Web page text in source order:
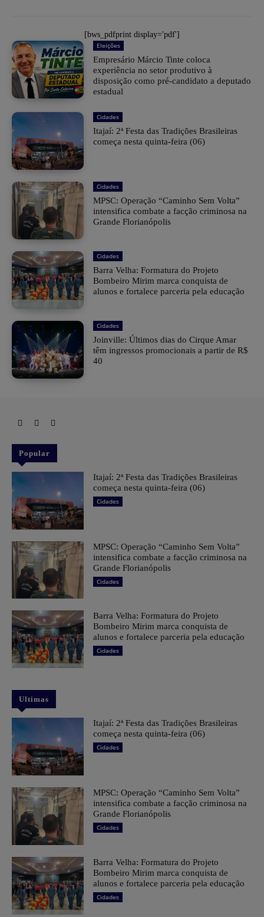
[bws_pdfprint display='pdf']
Eleições
Empresário Márcio Tinte coloca
experiência no setor produtivo à
disposição como pré-candidato a deputado
estadual
Cidades
​Itajaí: 2ª Festa das Tradições Brasileiras
começa nesta quinta-feira (06)
Cidades
MPSC: Operação “Caminho Sem Volta”
intensifica combate a facção criminosa na
Grande Florianópolis
Cidades
Barra Velha: Formatura do Projeto
Bombeiro Mirim marca conquista de
alunos e fortalece parceria pela educação
Cidades
Joinville: Últimos dias do Cirque Amar
têm ingressos promocionais a partir de R$
40
Popular
​Itajaí: 2ª Festa das Tradições Brasileiras
começa nesta quinta-feira (06)
Cidades
MPSC: Operação “Caminho Sem Volta”
intensifica combate a facção criminosa na
Grande Florianópolis
Cidades
Barra Velha: Formatura do Projeto
Bombeiro Mirim marca conquista de
alunos e fortalece parceria pela educação
Cidades
Ultimas
​Itajaí: 2ª Festa das Tradições Brasileiras
começa nesta quinta-feira (06)
Cidades
MPSC: Operação “Caminho Sem Volta”
intensifica combate a facção criminosa na
Grande Florianópolis
Cidades
Barra Velha: Formatura do Projeto
Bombeiro Mirim marca conquista de
alunos e fortalece parceria pela educação
Cidades